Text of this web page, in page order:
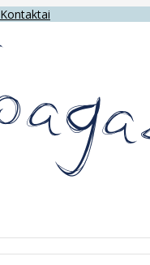
Kontaktai